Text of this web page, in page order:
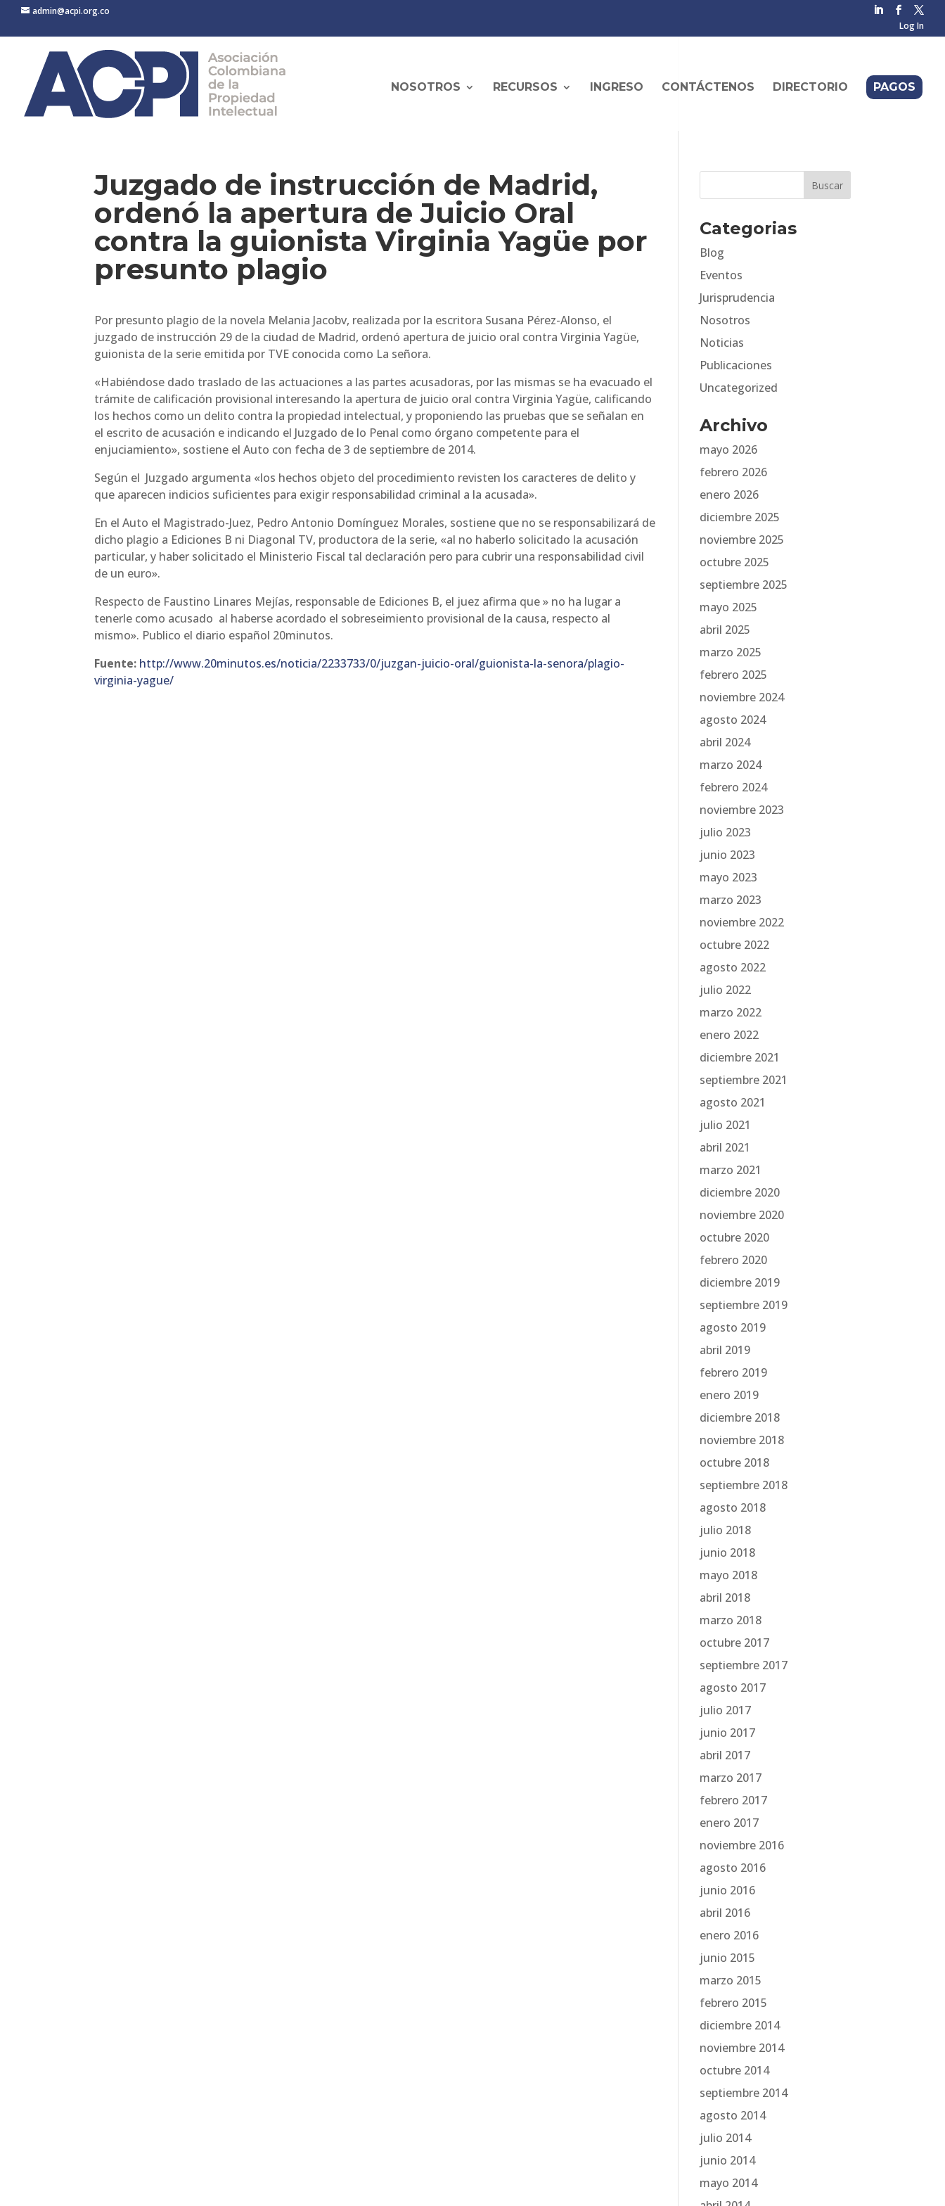
admin@acpi.org.co
Log In
NOSOTROS RECURSOS INGRESO CONTÁCTENOS DIRECTORIO PAGOS
Juzgado de instrucción de Madrid,
ordenó la apertura de Juicio Oral
contra la guionista Virginia Yagüe por
presunto plagio
Por presunto plagio de la novela Melania Jacobv, realizada por la escritora Susana Pérez-Alonso, el
juzgado de instrucción 29 de la ciudad de Madrid, ordenó apertura de juicio oral contra Virginia Yagüe,
guionista de la serie emitida por TVE conocida como La señora.
«Habiéndose dado traslado de las actuaciones a las partes acusadoras, por las mismas se ha evacuado el
trámite de calificación provisional interesando la apertura de juicio oral contra Virginia Yagüe, calificando
los hechos como un delito contra la propiedad intelectual, y proponiendo las pruebas que se señalan en
el escrito de acusación e indicando el Juzgado de lo Penal como órgano competente para el
enjuciamiento», sostiene el Auto con fecha de 3 de septiembre de 2014.
Según el Juzgado argumenta «los hechos objeto del procedimiento revisten los caracteres de delito y
que aparecen indicios suficientes para exigir responsabilidad criminal a la acusada».
En el Auto el Magistrado-Juez, Pedro Antonio Domínguez Morales, sostiene que no se responsabilizará de
dicho plagio a Ediciones B ni Diagonal TV, productora de la serie, «al no haberlo solicitado la acusación
particular, y haber solicitado el Ministerio Fiscal tal declaración pero para cubrir una responsabilidad civil
de un euro».
Respecto de Faustino Linares Mejías, responsable de Ediciones B, el juez afirma que » no ha lugar a
tenerle como acusado al haberse acordado el sobreseimiento provisional de la causa, respecto al
mismo». Publico el diario español 20minutos.
Fuente: http://www.20minutos.es/noticia/2233733/0/juzgan-juicio-oral/guionista-la-senora/plagio-
virginia-yague/
Categorias
Blog
Eventos
Jurisprudencia
Nosotros
Noticias
Publicaciones
Uncategorized
Archivo
mayo 2026
febrero 2026
enero 2026
diciembre 2025
noviembre 2025
octubre 2025
septiembre 2025
mayo 2025
abril 2025
marzo 2025
febrero 2025
noviembre 2024
agosto 2024
abril 2024
marzo 2024
febrero 2024
noviembre 2023
julio 2023
junio 2023
mayo 2023
marzo 2023
noviembre 2022
octubre 2022
agosto 2022
julio 2022
marzo 2022
enero 2022
diciembre 2021
septiembre 2021
agosto 2021
julio 2021
abril 2021
marzo 2021
diciembre 2020
noviembre 2020
octubre 2020
febrero 2020
diciembre 2019
septiembre 2019
agosto 2019
abril 2019
febrero 2019
enero 2019
diciembre 2018
noviembre 2018
octubre 2018
septiembre 2018
agosto 2018
julio 2018
junio 2018
mayo 2018
abril 2018
marzo 2018
octubre 2017
septiembre 2017
agosto 2017
julio 2017
junio 2017
abril 2017
marzo 2017
febrero 2017
enero 2017
noviembre 2016
agosto 2016
junio 2016
abril 2016
enero 2016
junio 2015
marzo 2015
febrero 2015
diciembre 2014
noviembre 2014
octubre 2014
septiembre 2014
agosto 2014
julio 2014
junio 2014
mayo 2014